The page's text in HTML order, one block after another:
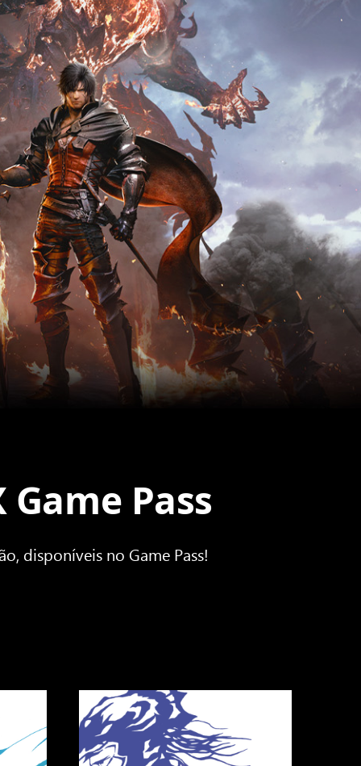
Pass
disponíveis no Game Pass!